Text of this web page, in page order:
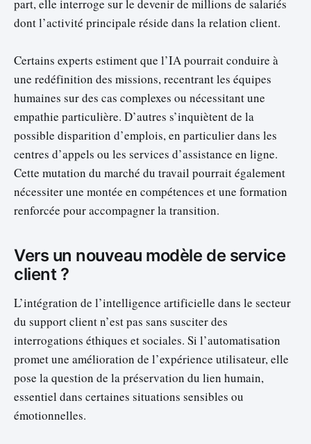
part, elle interroge sur le devenir de millions de salariés
dont l’activité principale réside dans la relation client.
Certains experts estiment que l’IA pourrait conduire à
une redéfinition des missions, recentrant les équipes
humaines sur des cas complexes ou nécessitant une
empathie particulière. D’autres s’inquiètent de la
possible disparition d’emplois, en particulier dans les
centres d’appels ou les services d’assistance en ligne.
Cette mutation du marché du travail pourrait également
nécessiter une montée en compétences et une formation
renforcée pour accompagner la transition.
Vers un nouveau modèle de service
client ?
L’intégration de l’intelligence artificielle dans le secteur
du support client n’est pas sans susciter des
interrogations éthiques et sociales. Si l’automatisation
promet une amélioration de l’expérience utilisateur, elle
pose la question de la préservation du lien humain,
essentiel dans certaines situations sensibles ou
émotionnelles.